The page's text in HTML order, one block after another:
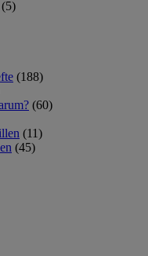
(5)
(188)
(60)
(11)
(45)